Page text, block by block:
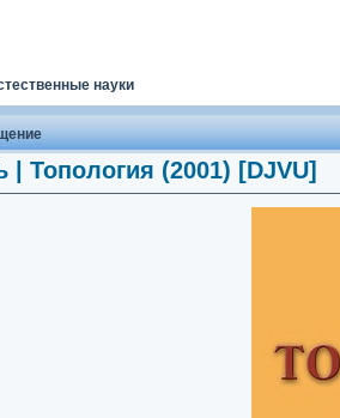
науки
Топология (2001) [DJVU]